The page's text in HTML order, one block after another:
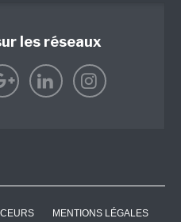
les réseaux
MENTIONS LÉGALES